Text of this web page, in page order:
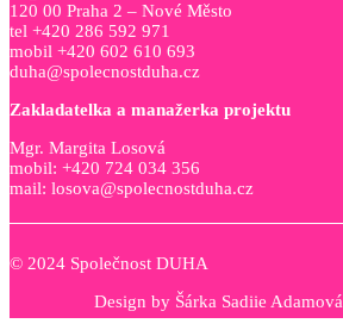
120 00 Praha 2 – Nové Město
tel +420 286 592 971
mobil +420 602 610 693
duha@spolecnostduha.cz
Zakladatelka a manažerka projektu
Mgr. Margita Losová
mobil: +420 724 034 356
mail: losova@spolecnostduha.cz
© 2024 Společnost DUHA
Design by Šárka Sadiie Adamová